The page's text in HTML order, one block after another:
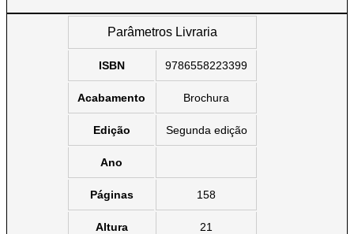
Parâmetros Livraria
ISBN 9786558223399
Acabamento Brochura
Edição Segunda edição
Ano
Páginas 158
Altura 21